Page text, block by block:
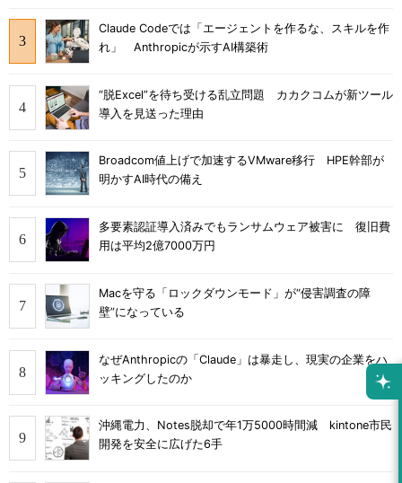
Claude Codeでは「エージェントを作るな、スキルを作
れ」 Anthropicが示すAI構築術
“脱Excel”を待ち受ける乱立問題 カカクコムが新ツール
導入を見送った理由
Broadcom値上げで加速するVMware移行 HPE幹部が
明かすAI時代の備え
多要素認証導入済みでもランサムウェア被害に 復旧費
用は平均2億7000万円
Macを守る「ロックダウンモード」が“侵害調査の障
壁”になっている
なぜAnthropicの「Claude」は暴走し、現実の企業をハ
ッキングしたのか
沖縄電力、Notes脱却で年1万5000時間減 kintone市民
開発を安全に広げた6手